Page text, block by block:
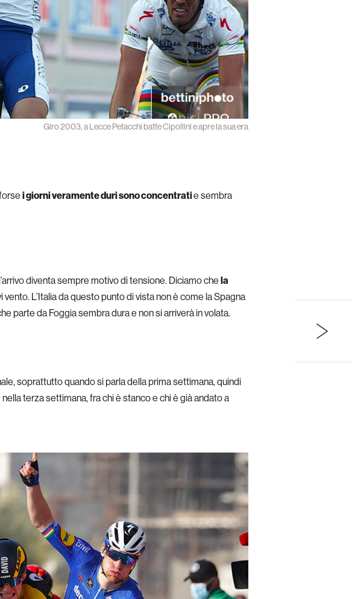
Giro 2003, a Lecce Petacchi batte Cipollini e apre la sua era
i giorni veramente duri sono concentratie sembra
diventa sempre motivo di tensione. Diciamo chela
vento. L’Italia da questo punto di vista non è come la Spagna
parte da Foggia sembra dura e non si arriverà in volata.
soprattutto quando si parla della prima settimana, quindi
nella terza settimana, fra chi è stanco e chi è già andato a